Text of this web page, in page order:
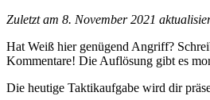
Zuletzt am 8. November 2021
Hat Weiß hier genügend Angriff?
Kommentare! Die Auflösung gibt es
Die heutige Taktikaufgabe wird dir